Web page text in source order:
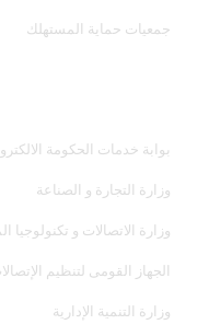
جمعيات حماية المستهلك
بوابة خدمات الحكومة
وزارة التجارة و الصناعة
وزارة الاتصالات و تكنولوجيا
الجهاز القومى لتنظيم
وزارة التنمية الإدارية